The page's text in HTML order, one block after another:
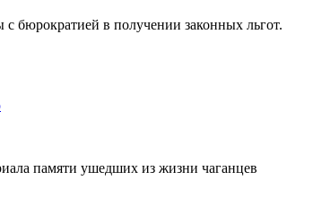
бюрократией в получении законных льгот.
памяти ушедших из жизни чаганцев